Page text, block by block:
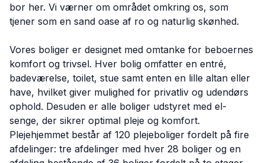
bor her. Vi værner om området omkring os, som
tjener som en sand oase af ro og naturlig skønhed.
Vores boliger er designet med omtanke for beboernes
komfort og trivsel. Hver bolig omfatter en entré,
badeværelse, toilet, stue samt enten en lille altan eller
have, hvilket giver mulighed for privatliv og udendørs
ophold. Desuden er alle boliger udstyret med el-
senge, der sikrer optimal pleje og komfort.
Plejehjemmet består af 120 plejeboliger fordelt på fire
afdelinger: tre afdelinger med hver 28 boliger og en